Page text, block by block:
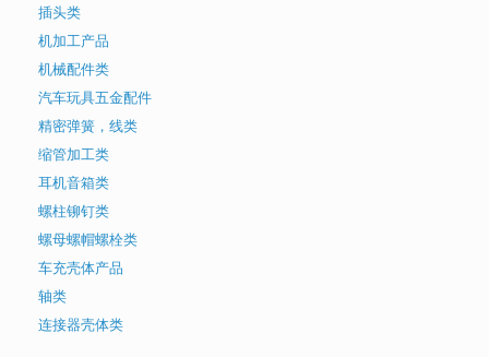
插头类
机加工产品
机械配件类
汽车玩具五金配件
精密弹簧，线类
缩管加工类
耳机音箱类
螺柱铆钉类
螺母螺帽螺栓类
车充壳体产品
轴类
连接器壳体类